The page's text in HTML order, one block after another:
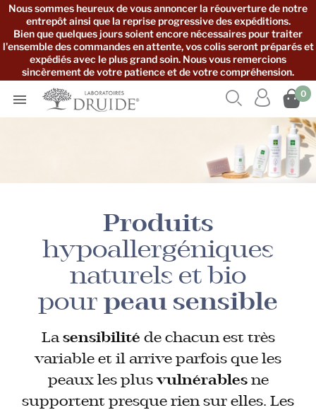
Nous sommes heureux de vous annoncer la réouverture de notre
entrepôt ainsi que la reprise progressive des expéditions.
Bien que quelques jours soient encore nécessaires pour traiter
l'ensemble des commandes en attente, vos colis seront préparés et
expédiés avec le plus grand soin. Nous vous remercions
sincèrement de votre patience et de votre compréhension.
 0


Produits
hypoallergéniques
naturels et bio
pourpeau sensible
La sensibilité de chacun est très
variable et il arrive parfois que les
peaux les plusvulnérablesne
supportent presque rien sur elles. Les